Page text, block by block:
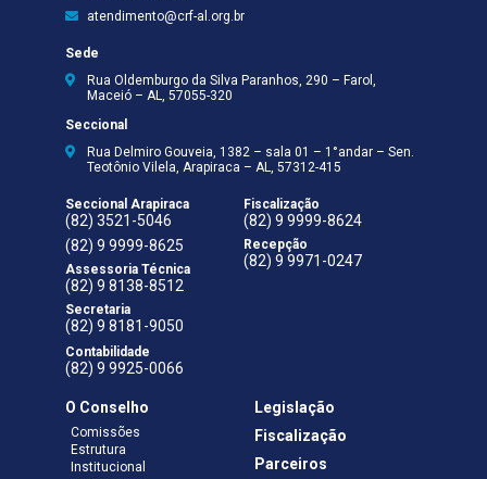
atendimento@crf-al.org.br
Sede
Rua Oldemburgo da Silva Paranhos, 290 – Farol,
Maceió – AL, 57055-320
Seccional
Rua Delmiro Gouveia, 1382 – sala 01 – 1°andar – Sen.
Teotônio Vilela, Arapiraca – AL, 57312-415
Seccional Arapiraca
(82) 3521-5046
(82) 9 9999-8625
Assessoria Técnica
(82) 9 8138-8512
Secretaria
(82) 9 8181-9050
Contabilidade
(82) 9 9925-0066
Fiscalização
(82) 9 9999-8624
Recepção
(82) 9 9971-0247
O Conselho
Comissões
Estrutura
Institucional
Legislação
Fiscalização
Parceiros